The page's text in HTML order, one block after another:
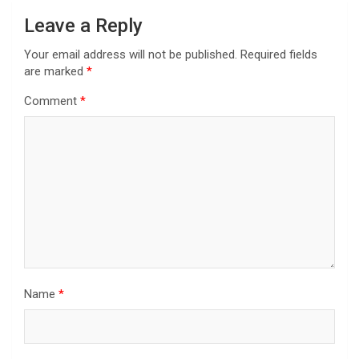
Leave a Reply
Your email address will not be published. Required fields
are marked *
Comment *
Name *